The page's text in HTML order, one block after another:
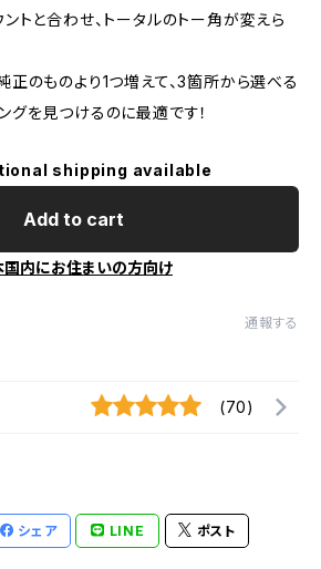
トと合わせ、トータルのトー角が変えら
正のものより1つ増えて、3箇所から選べる
グを見つけるのに最適です！
shipping available
Add to cart
国内にお住まいの方向け
通報する
(70)
シェア LINE ポスト